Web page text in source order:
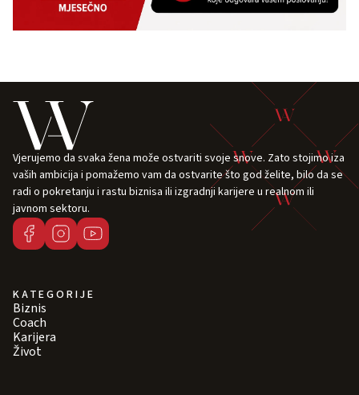
Vjerujemo da svaka žena može ostvariti svoje snove. Zato stojimo iza
vaših ambicija i pomažemo vam da ostvarite što god želite, bilo da se
radi o pokretanju i rastu biznisa ili izgradnji karijere u realnom ili
javnom sektoru.
KATEGORIJE
Biznis
Coach
Karijera
Život